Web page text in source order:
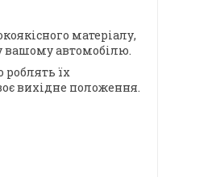
матеріалу,
вашому автомобілю.
роблять їх
вихідне положення.